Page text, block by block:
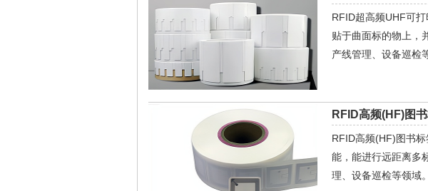
RFID超高频UHF可
贴于曲面标的物上，
产线管理、设备巡检
RFID高频(HF)图
RFID高频(HF)图书
能，能进行远距离多
理、设备巡检等领域。